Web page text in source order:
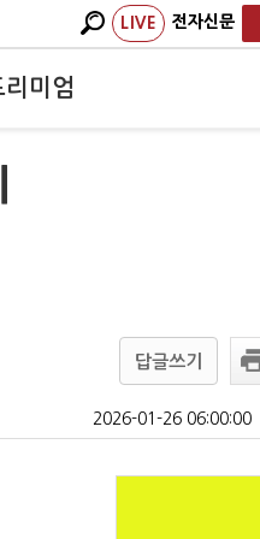
LIVE 전자신문
리미엄
답글쓰기
2026-01-26 06:00:00